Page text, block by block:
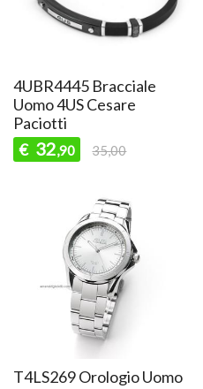
4UBR4445 Bracciale
Uomo 4US Cesare
Paciotti
€ 32,90 35,00
T4LS269 Orologio Uomo